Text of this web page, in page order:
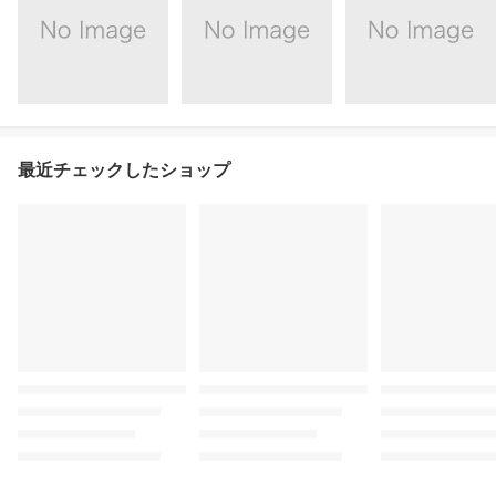
最近チェックしたショップ